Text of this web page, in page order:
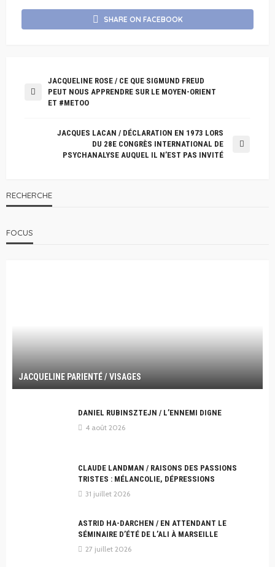
SHARE ON FACEBOOK
JACQUELINE ROSE / CE QUE SIGMUND FREUD
PEUT NOUS APPRENDRE SUR LE MOYEN-ORIENT
ET #METOO
JACQUES LACAN / DÉCLARATION EN 1973 LORS
DU 28E CONGRÈS INTERNATIONAL DE
PSYCHANALYSE AUQUEL IL N’EST PAS INVITÉ
RECHERCHE
FOCUS
JACQUELINE PARIENTÉ / VISAGES
DANIEL RUBINSZTEJN / L’ENNEMI DIGNE
4 août 2026
CLAUDE LANDMAN / RAISONS DES PASSIONS
TRISTES : MÉLANCOLIE, DÉPRESSIONS
31 juillet 2026
ASTRID HA-DARCHEN / EN ATTENDANT LE
SÉMINAIRE D’ÉTÉ DE L’ALI À MARSEILLE
27 juillet 2026